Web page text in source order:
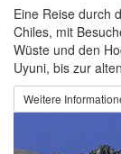
Eine Reise durch
Chiles, mit
Wüste und den
Uyuni, bis zur
Weitere